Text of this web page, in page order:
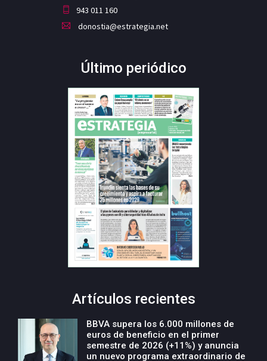
943 011 160
donostia@estrategia.net
Último periódico
Artículos recientes
BBVA supera los 6.000 millones de
euros de beneficio en el primer
semestre de 2026 (+11%) y anuncia
un nuevo programa extraordinario de